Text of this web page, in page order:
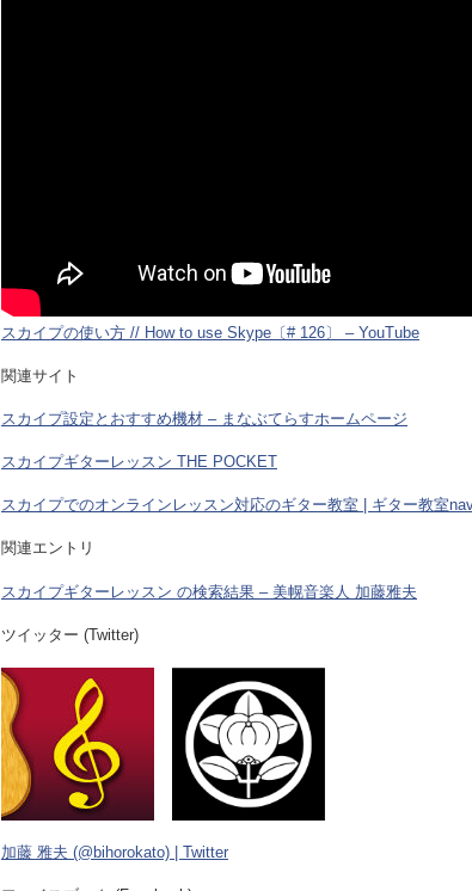
スカイプの使い方 // How to use Skype〔# 126〕 – YouTube
関連サイト
スカイプ設定とおすすめ機材 – まなぶてらすホームページ
スカイプギターレッスン THE POCKET
スカイプでのオンラインレッスン対応のギター教室 | ギター教室
関連エントリ
スカイプギターレッスン の検索結果 – 美幌音楽人 加藤雅夫
ツイッター (Twitter)
加藤 雅夫 (@bihorokato) | Twitter